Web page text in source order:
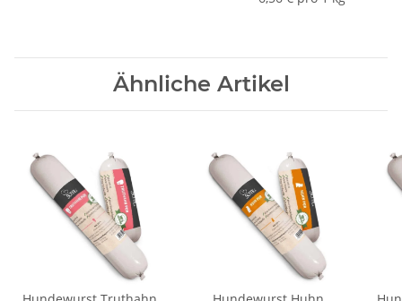
Ähnliche Artikel